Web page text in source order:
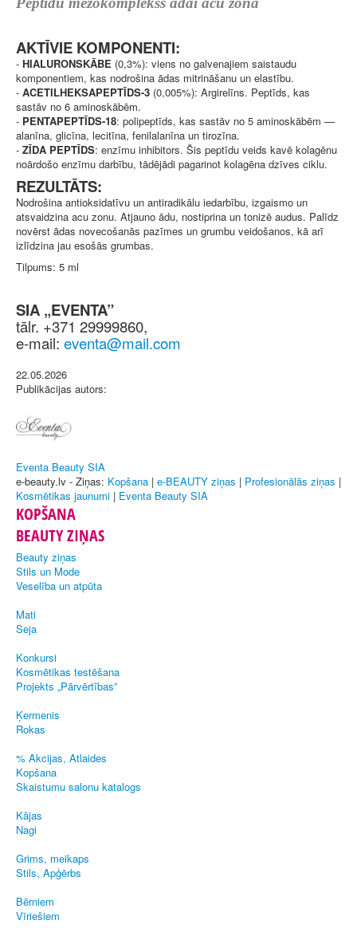
AKTĪVIE KOMPONENTI:
- HIALURONSKĀBE (0,3%): viens no galvenajiem saistaudu
komponentiem, kas nodrošina ādas mitrināšanu un elastību.
- ACETILHEKSAPEPTĪDS-3 (0,005%): Argirelīns. Peptīds, kas
sastāv no 6 aminoskābēm.
- PENTAPEPTĪDS-18: polipeptīds, kas sastāv no 5 aminoskābēm —
alanīna, glicīna, lecitīna, fenilalanīna un tirozīna.
- ZĪDA PEPTĪDS: enzīmu inhibitors. Šis peptīdu veids kavē kolagēnu
noārdošo enzīmu darbību, tādējādi pagarinot kolagēna dzīves ciklu.
REZULTĀTS:
Nodrošina antioksidatīvu un antiradikālu iedarbību, izgaismo un
atsvaidzina acu zonu. Atjauno ādu, nostiprina un tonizē audus. Palīdz
novērst ādas novecošanās pazīmes un grumbu veidošanos, kā arī
izlīdzina jau esošās grumbas.
Tilpums: 5 ml
SIA „EVENTA”
tālr. +371 29999860,
e-mail:
22.05.2026
Publikācijas autors:
Eventa Beauty SIA
e-beauty.lv - Ziņas: Kopšana | e-BEAUTY ziņas | Profesionālās ziņas |
Kosmētikas jaunumi | Eventa Beauty SIA
KOPŠANA
BEAUTY ZIŅAS
Beauty ziņas
Stils un Mode
Veselība un atpūta
Mati
Seja
Konkursi
Kosmētikas testēšana
Projekts „Pārvērtības”
Ķermenis
Rokas
% Akcijas, Atlaides
Kopšana
Skaistumu salonu katalogs
Kājas
Nagi
Grims, meikaps
Stils, Apģērbs
Bērniem
Vīriešiem